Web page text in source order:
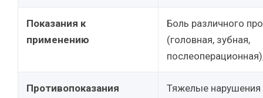
Показания к
применению
Боль различного
(головная, зубная,
Противопоказания
Тяжелые нарушения